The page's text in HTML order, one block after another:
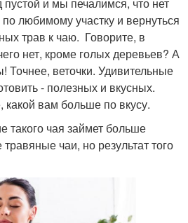
и мы печалимся, что нет
любимому участку и вернуться
трав к чаю. Говорите, в
нет, кроме голых деревьев? А
Точнее, веточки. Удивительные
- полезных и вкусных.
вам больше по вкусу.
такого чая займет больше
чаи, но результат того